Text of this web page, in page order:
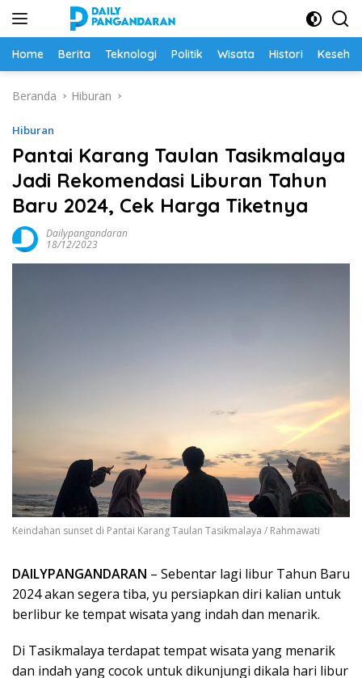
Home Berita Teknologi Politik Wisata Histori
Beranda Hiburan
Hiburan
Pantai Karang Taulan Tasikmalaya
Jadi Rekomendasi Liburan Tahun
Baru 2024, Cek Harga Tiketnya
Dailypangandaran
18/12/2023
Keindahan sunset di Pantai Karang Taulan Tasikmalaya / Rahmawati
DAILYPANGANDARAN – Sebentar lagi libur Tahun Baru
2024 akan segera tiba, yu persiapkan diri kalian untuk
berlibur ke tempat wisata yang indah dan menarik.
Di Tasikmalaya terdapat tempat wisata yang menarik
dan indah yang cocok untuk dikunjungi dikala hari libur